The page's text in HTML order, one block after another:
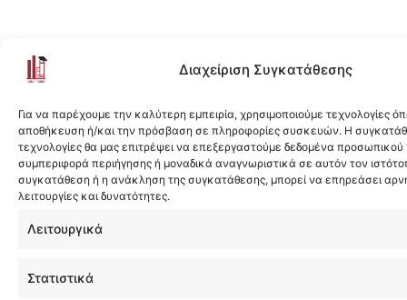
Διαχείριση Συγκατάθεσης
Για να παρέχουμε την καλύτερη εμπειρία, χρησιμοποιούμε τεχνολογίες
αποθήκευση ή/και την πρόσβαση σε πληροφορίες συσκευών. Η
τεχνολογίες θα μας επιτρέψει να επεξεργαστούμε δεδομένα
συμπεριφορά περιήγησης ή μοναδικά αναγνωριστικά σε αυτόν τον
συγκατάθεση ή η ανάκληση της συγκατάθεσης, μπορεί να επηρεάσει
λειτουργίες και δυνατότητες.
Λειτουργικά
Στατιστικά